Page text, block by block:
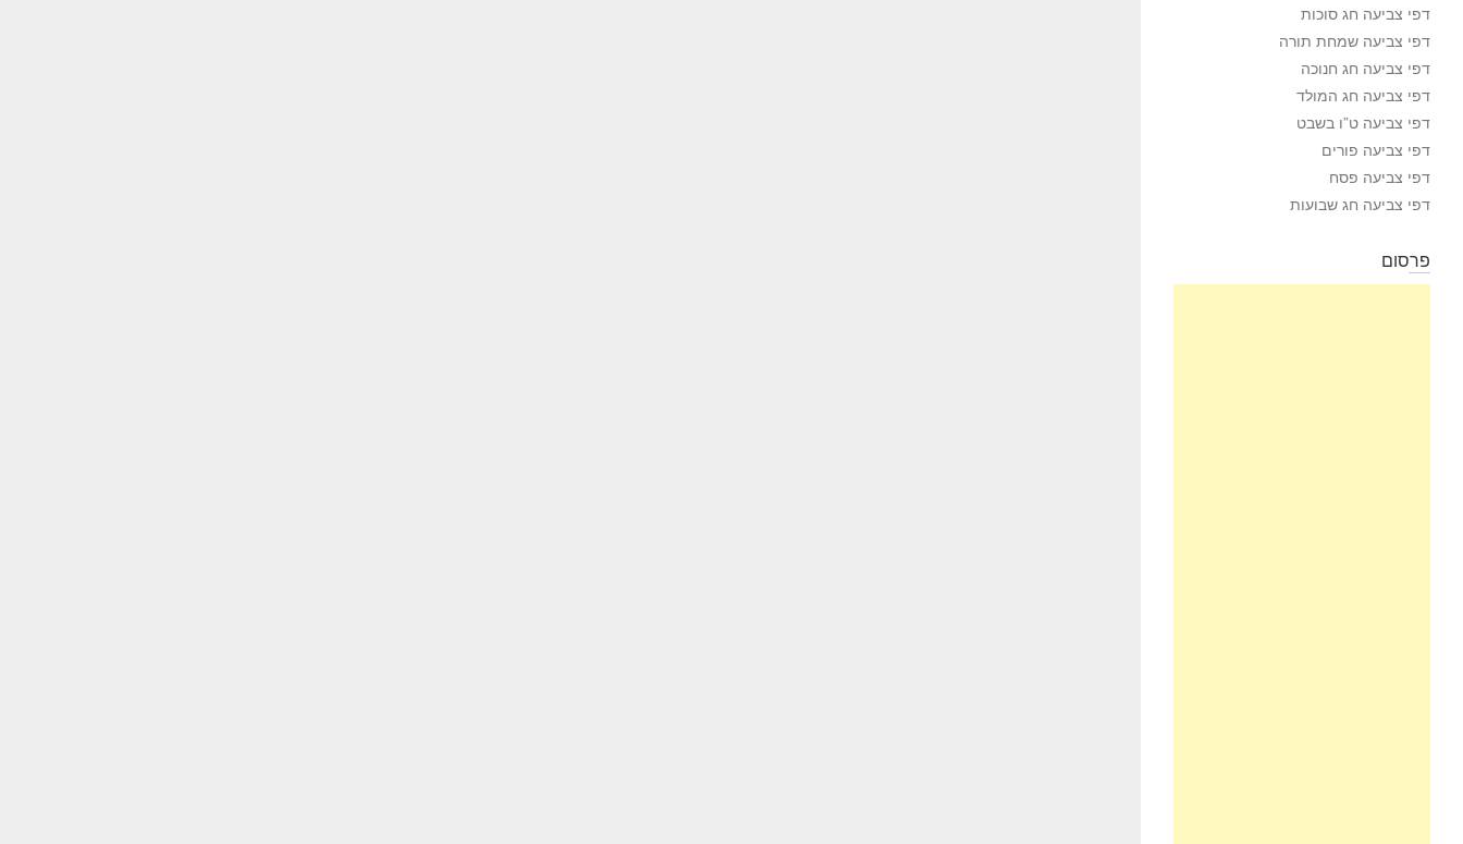
דפי צביעה חג סוכות
דפי צביעה שמחת תורה
דפי צביעה חג חנוכה
דפי צביעה חג המולד
דפי צביעה ט”ו בשבט
דפי צביעה פורים
דפי צביעה פסח
דפי צביעה חג שבועות
פרסום